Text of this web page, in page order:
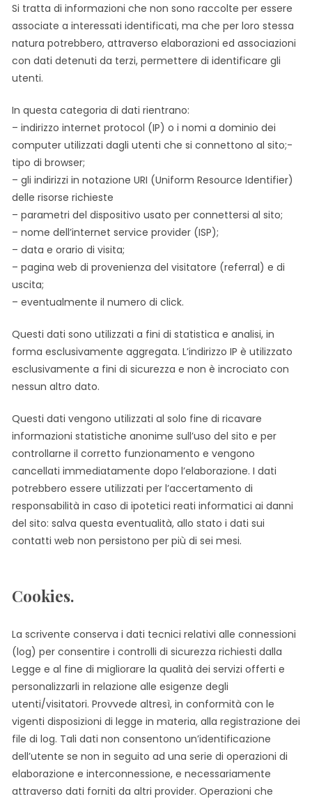
Si tratta di informazioni che non sono raccolte per essere
associate a interessati identificati, ma che per loro stessa
natura potrebbero, attraverso elaborazioni ed associazioni
con dati detenuti da terzi, permettere di identificare gli
utenti.
In questa categoria di dati rientrano:
– indirizzo internet protocol (IP) o i nomi a dominio dei
computer utilizzati dagli utenti che si connettono al sito;-
tipo di browser;
– gli indirizzi in notazione URI (Uniform Resource Identifier)
delle risorse richieste
– parametri del dispositivo usato per connettersi al sito;
– nome dell’internet service provider (ISP);
– data e orario di visita;
– pagina web di provenienza del visitatore (referral) e di
uscita;
– eventualmente il numero di click.
Questi dati sono utilizzati a fini di statistica e analisi, in
forma esclusivamente aggregata. L’indirizzo IP è utilizzato
esclusivamente a fini di sicurezza e non è incrociato con
nessun altro dato.
Questi dati vengono utilizzati al solo fine di ricavare
informazioni statistiche anonime sull’uso del sito e per
controllarne il corretto funzionamento e vengono
cancellati immediatamente dopo l’elaborazione. I dati
potrebbero essere utilizzati per l’accertamento di
responsabilità in caso di ipotetici reati informatici ai danni
del sito: salva questa eventualità, allo stato i dati sui
contatti web non persistono per più di sei mesi.
Cookies.
La scrivente conserva i dati tecnici relativi alle connessioni
(log) per consentire i controlli di sicurezza richiesti dalla
Legge e al fine di migliorare la qualità dei servizi offerti e
personalizzarli in relazione alle esigenze degli
utenti/visitatori. Provvede altresì, in conformità con le
vigenti disposizioni di legge in materia, alla registrazione dei
file di log. Tali dati non consentono un’identificazione
dell’utente se non in seguito ad una serie di operazioni di
elaborazione e interconnessione, e necessariamente
attraverso dati forniti da altri provider. Operazioni che